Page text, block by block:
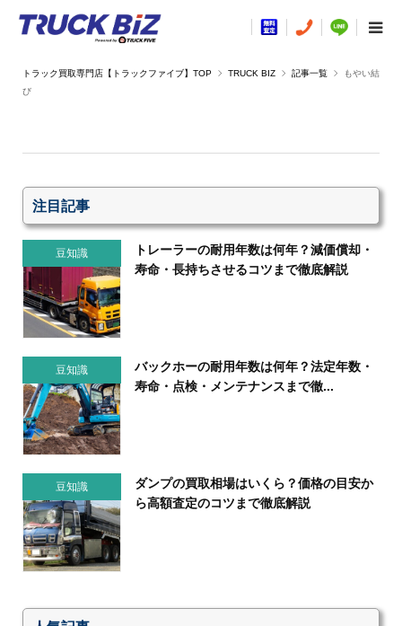
TRUCK BIZ 記事一覧
もやい結
び
注目記事
豆知識
トレーラーの耐用年数は何年？減価償却・
寿命・長持ちさせるコツまで徹底解説
豆知識
バックホーの耐用年数は何年？法定年数・
寿命・点検・メンテナンスまで徹...
豆知識
ダンプの買取相場はいくら？価格の目安か
ら高額査定のコツまで徹底解説